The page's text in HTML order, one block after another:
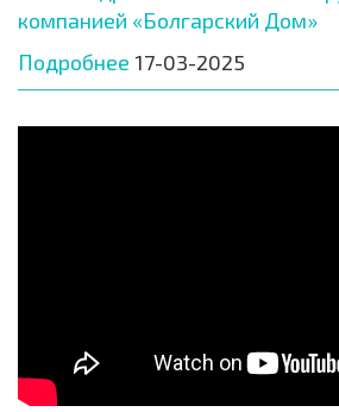
компанией «Болгарский Дом»
Подробнее 17-03-2025